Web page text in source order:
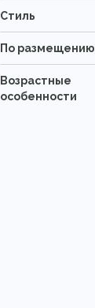
Стиль
По размещению
Возрастные
особенности